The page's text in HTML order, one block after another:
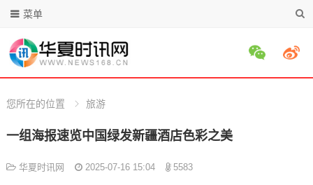
菜单
您所在的位置 旅游
一组海报速览中国绿发新疆酒店色彩之美
华夏时讯网 2025-07-16 15:04 5583